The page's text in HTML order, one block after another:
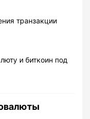
транзакции
и биткоин под